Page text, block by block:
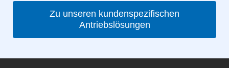
Zu unseren kundenspezifischen
Antriebslösungen